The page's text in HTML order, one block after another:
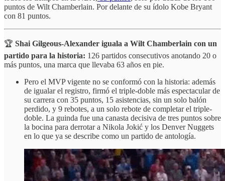
puntos de Wilt Chamberlain. Por delante de su ídolo Kobe Bryant
con 81 puntos.
🏆 Shai Gilgeous-Alexander iguala a Wilt Chamberlain con un
partido para la historia: 126 partidos consecutivos anotando 20 o
más puntos, una marca que llevaba 63 años en pie.
Pero el MVP vigente no se conformó con la historia: además
de igualar el registro, firmó el triple-doble más espectacular de
su carrera con 35 puntos, 15 asistencias, sin un solo balón
perdido, y 9 rebotes, a un solo rebote de completar el triple-
doble. La guinda fue una canasta decisiva de tres puntos sobre
la bocina para derrotar a Nikola Jokić y los Denver Nuggets
en lo que ya se describe como un partido de antología.